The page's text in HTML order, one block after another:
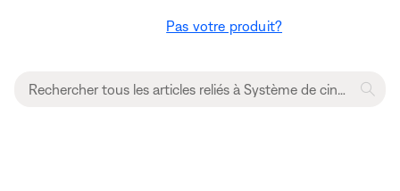
Pas votre produit?